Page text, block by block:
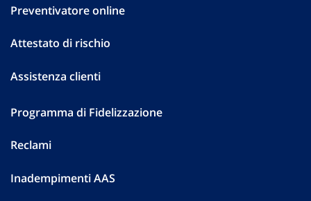
Preventivatore online
Attestato di rischio
Assistenza clienti
Programma di Fidelizzazione
Reclami
Inadempimenti AAS